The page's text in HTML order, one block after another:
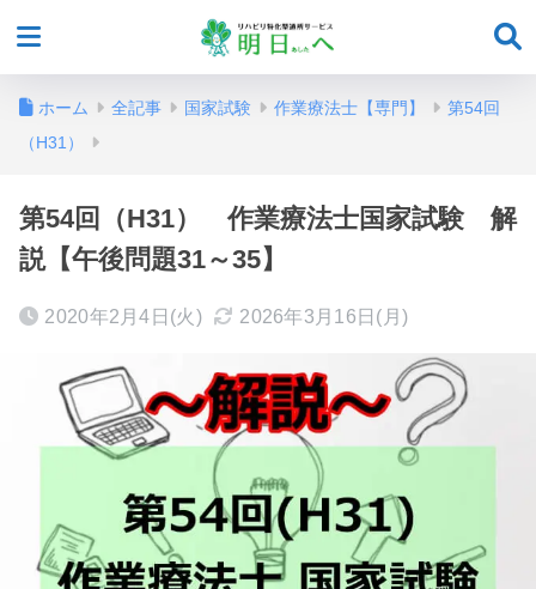
ホーム 全記事 国家試験 作業療法士【専門】
第54回
（H31）
第54回（H31） 作業療法士国家試験 解
説【午後問題31～35】
2020年2月4日(火) 2026年3月16日(月)